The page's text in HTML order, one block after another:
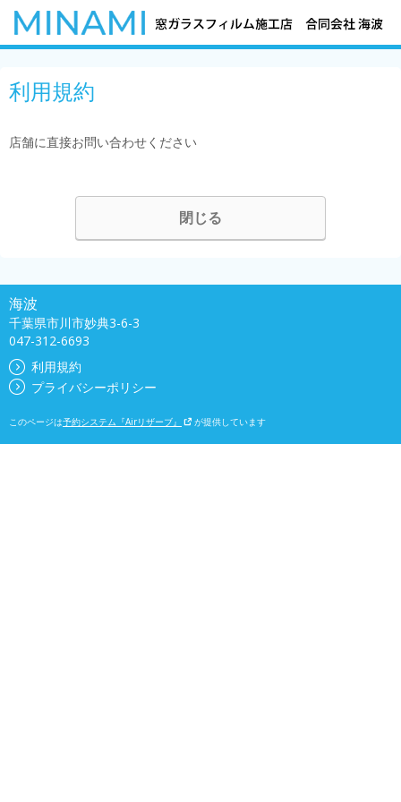
利用規約
店舗に直接お問い合わせください
閉じる
海波
千葉県市川市妙典3-6-3
047-312-6693
利用規約
プライバシーポリシー
このページは予約システム『Airリザーブ』 が提供しています